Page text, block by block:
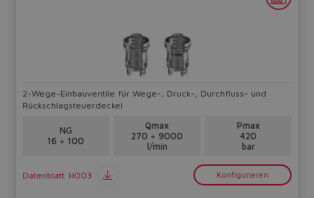
Do you want to leave the
configurator?
The running selection will be
2-Wege-Einbauventile für Wege-, Druck-, Durchfluss- und
Rückschlagsteuerdeckel
NG
16 ÷ 100
Qmax
270 ÷ 9000
l/min
Pmax
420
bar
Datenblatt H003 Konfigurieren